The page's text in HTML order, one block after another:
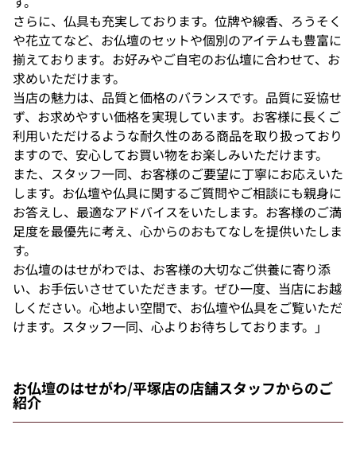
さらに、仏具も充実しております。位牌や線香、ろうそく
や花立てなど、お仏壇のセットや個別のアイテムも豊富に
揃えております。お好みやご自宅のお仏壇に合わせて、お
求めいただけます。
当店の魅力は、品質と価格のバランスです。品質に妥協せ
ず、お求めやすい価格を実現しています。お客様に長くご
利用いただけるような耐久性のある商品を取り扱っており
ますので、安心してお買い物をお楽しみいただけます。
また、スタッフ一同、お客様のご要望に丁寧にお応えいた
します。お仏壇や仏具に関するご質問やご相談にも親身に
お答えし、最適なアドバイスをいたします。お客様のご満
足度を最優先に考え、心からのおもてなしを提供いたしま
す。
お仏壇のはせがわでは、お客様の大切なご供養に寄り添
い、お手伝いさせていただきます。ぜひ一度、当店にお越
しください。心地よい空間で、お仏壇や仏具をご覧いただ
けます。スタッフ一同、心よりお待ちしております。」
お仏壇のはせがわ/平塚店の店舗スタッフからのご
紹介